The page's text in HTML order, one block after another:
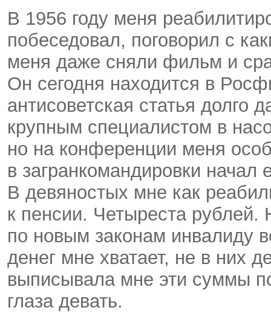
В 1956 году меня
побеседовал, поговорил с
меня даже сняли фильм и
Он сегодня находится в
антисоветская статья долго
крупным специалистом в
но на конференции меня
в загранкомандировки начал
В девяностых мне как
к пенсии. Четыреста рублей.
по новым законам инвалиду
денег мне хватает, не в них
выписывала мне эти суммы
глаза девать.